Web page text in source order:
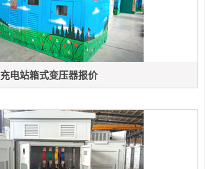
充电站箱式变压器报价